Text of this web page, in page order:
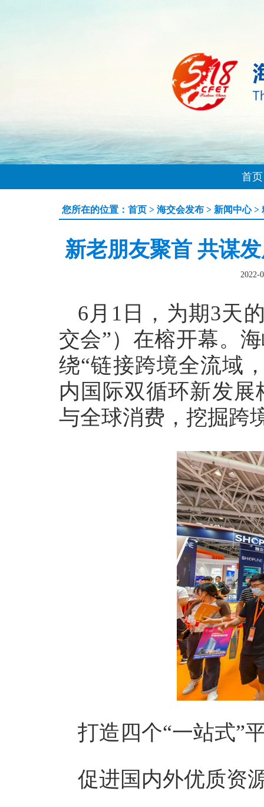
首页
您所在的位置： 首页 > 海交会发布 > 新闻中心>
新老朋友聚首 共谋
2022-
6月1日，为期3天
交会”）在榕开幕。
绕“链接跨境全流域
内国际双循环新发
与全球消费，挖掘跨
打造四个“一站式”
促进国内外优质资